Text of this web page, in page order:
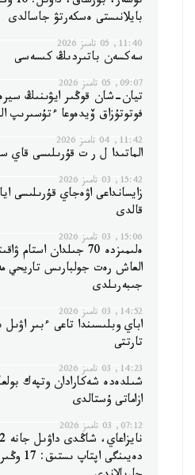
بايلانىستى ەسكەرتۋ جاسالدى
11:40, 05 تامىز 2026
سەكسەن باتىردىڭ كىسەسى
09:07, 05 تامىز 2026
تيان-شان قوڭىر ايۋىنىڭ
فوتوتۇزاق ۆيدەوعا ءتۇسىرىپ
11:42, 04 تامىز 2026
الماتىدا ل ر ت قۇرىلىسى قاي
15:42, 03 تامىز 2026
زايسانداعى اۋەجاي قۇرىلىسى
قالدى
15:06, 03 تامىز 2026
ەلىمىزدە 70 جىلدان
العاش رەت جولبارىس تاريحي
جىبەرىلدى
14:52, 03 تامىز 2026
اباي وبلىسىندا تاعى ءبىر
تارتتى
14:23, 03 تامىز 2026
ازاماتى ۇستالدى
07:12, 03 تامىز 2026
دەيىنگى